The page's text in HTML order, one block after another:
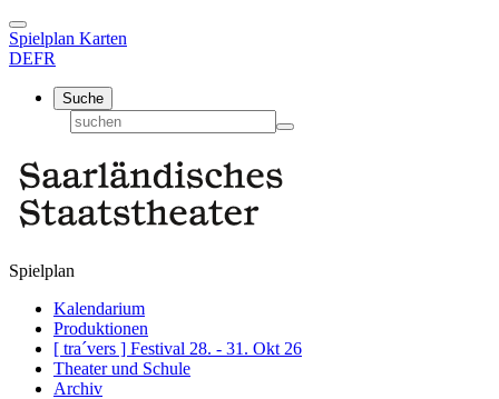
Spielplan Karten
DEFR
Suche
Spielplan
Kalendarium
Produktionen
[ tra´vers ] Festival 28. - 31. Okt 26
Theater und Schule
Archiv